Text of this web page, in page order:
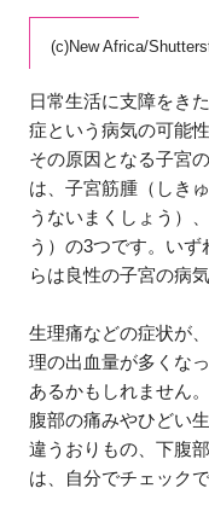
(c)New Africa/
日常生活に支障をき
症という病気の可能
その原因となる子宮
は、子宮筋腫（しき
うないまくしょう）
う）の3つです。い
らは良性の子宮の病
生理痛などの症状が
理の出血量が多くな
あるかもしれません。
腹部の痛みやひどい
違うおりもの、下腹
は、自分でチェック